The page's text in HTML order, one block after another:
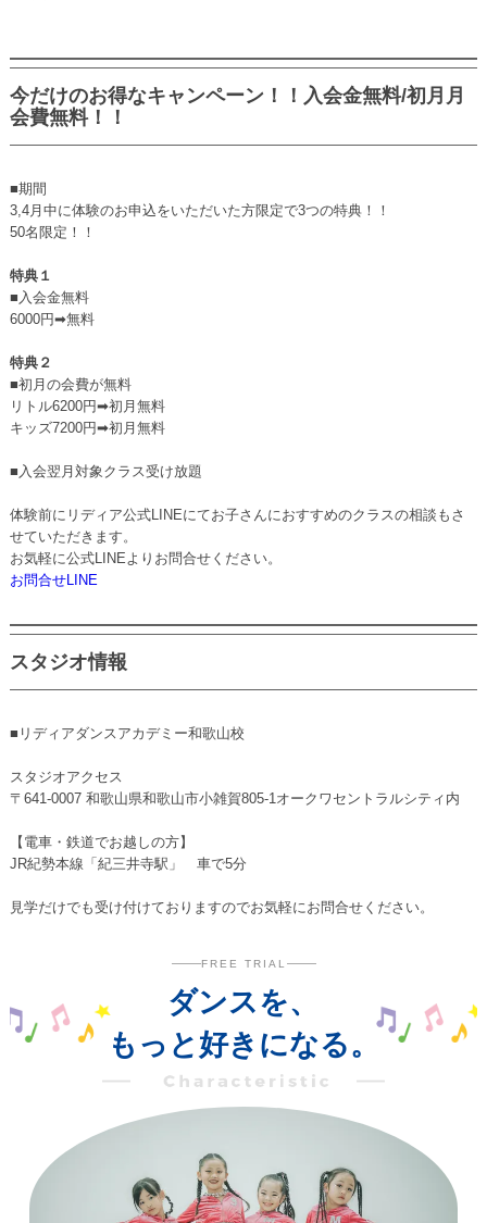
今だけのお得なキャンペーン！！入会金無料/初月月
会費無料！！
■期間
3,4月中に体験のお申込をいただいた方限定で3つの特典！！
50名限定！！
特典１
■入会金無料
6000円➡無料
特典２
■初月の会費が無料
リトル6200円➡初月無料
キッズ7200円➡初月無料
■入会翌月対象クラス受け放題
体験前にリディア公式LINEにてお子さんにおすすめのクラスの相談もさ
せていただきます。
お気軽に公式LINEよりお問合せください。
お問合せLINE
スタジオ情報
■リディアダンスアカデミー和歌山校
スタジオアクセス
〒641-0007 和歌山県和歌山市小雑賀805-1オークワセントラルシティ内
【電車・鉄道でお越しの方】
JR紀勢本線「紀三井寺駅」 車で5分
見学だけでも受け付けておりますのでお気軽にお問合せください。
FREE TRIAL
ダンスを、
もっと好きになる。